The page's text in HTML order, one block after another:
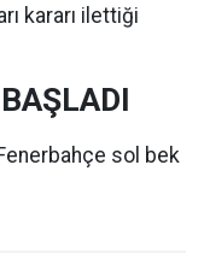
kararı ilettiği
sol bek